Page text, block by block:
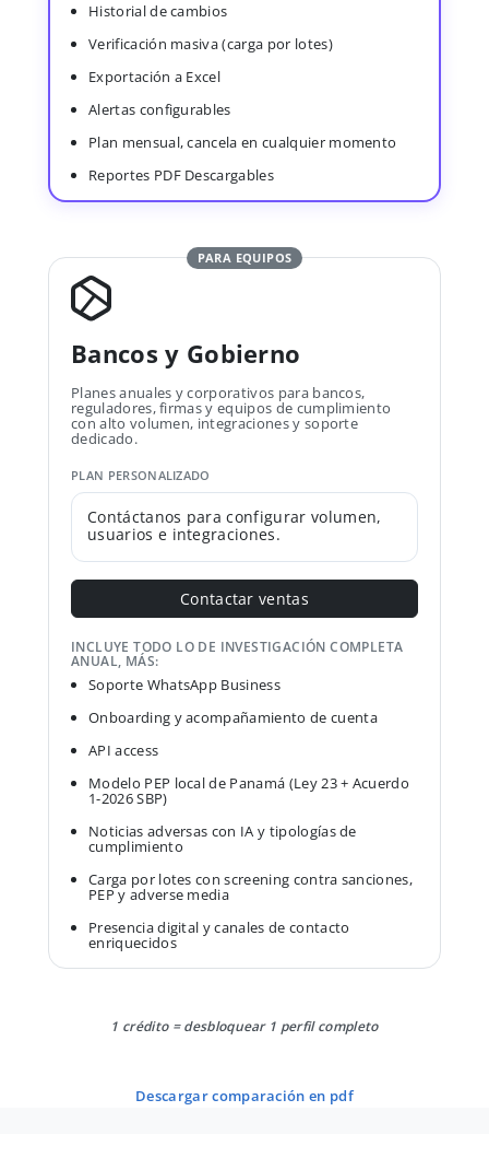
Historial de cambios
Verificación masiva (carga por lotes)
Exportación a Excel
Alertas configurables
Plan mensual, cancela en cualquier momento
Reportes PDF Descargables
PARA EQUIPOS
Bancos y Gobierno
Planes anuales y corporativos para bancos,
reguladores, firmas y equipos de cumplimiento
con alto volumen, integraciones y soporte
dedicado.
PLAN PERSONALIZADO
Contáctanos para configurar volumen,
usuarios e integraciones.
Contactar ventas
INCLUYE TODO LO DE INVESTIGACIÓN COMPLETA
ANUAL, MÁS:
Soporte WhatsApp Business
Onboarding y acompañamiento de cuenta
API access
Modelo PEP local de Panamá (Ley 23 + Acuerdo
1-2026 SBP)
Noticias adversas con IA y tipologías de
cumplimiento
Carga por lotes con screening contra sanciones,
PEP y adverse media
Presencia digital y canales de contacto
enriquecidos
1 crédito = desbloquear 1 perfil completo
descargar comparación en pdf